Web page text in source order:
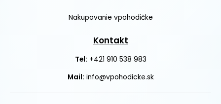
Nakupovanie vpohodičke
Kontakt
Tel: +421 910 538 983
Mail: info@vpohodicke.sk